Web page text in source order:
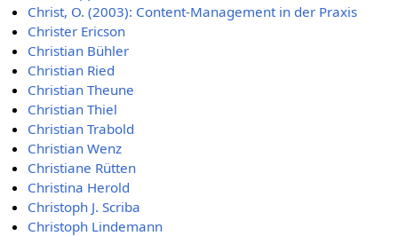
Christ, O. (2003): Content-Management in der Praxis
Christer Ericson
Christian Bühler
Christian Ried
Christian Theune
Christian Thiel
Christian Trabold
Christian Wenz
Christiane Rütten
Christina Herold
Christoph J. Scriba
Christoph Lindemann